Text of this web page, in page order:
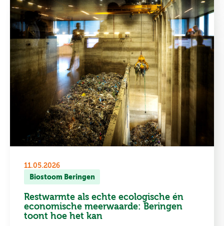
11.05.2026
Biostoom Beringen
Restwarmte als echte ecologische én
economische meerwaarde: Beringen
toont hoe het kan